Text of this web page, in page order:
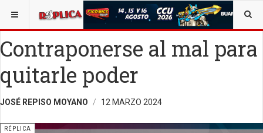
ESTÁ AQUÍ: ENTRETENIMIENTO OPINIÓN RÉPLICA
Contraponerse al mal para
quitarle poder
JOSÉ REPISO MOYANO 12 MARZO 2024
RÉPLICA